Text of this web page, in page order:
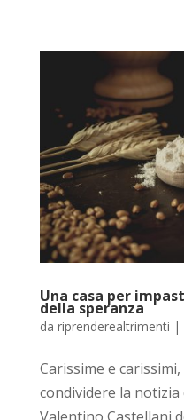
Una casa per
della speranza
da riprenderealtrimenti |
Carissime e
condividere la notizia